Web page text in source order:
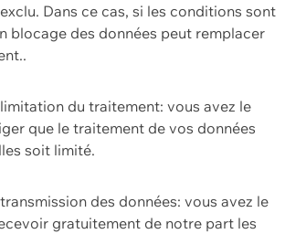
Dans ce cas, si les conditions sont
blocage des données peut remplacer
du traitement: vous avez le
que le traitement de vos données
soit limité.
des données: vous avez le
gratuitement de notre part les